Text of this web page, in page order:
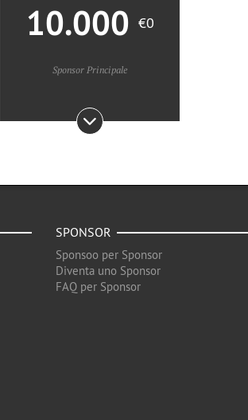
10.000 €0
Sponsor Principale
SPONSOR
Sponsoo per Sponsor
Diventa uno Sponsor
FAQ per Sponsor